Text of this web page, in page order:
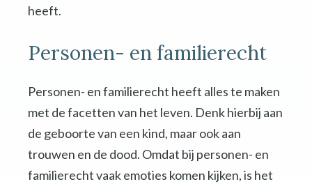
heeft.
Personen- en familierecht
Personen- en familierecht heeft alles te maken
met de facetten van het leven. Denk hierbij aan
de geboorte van een kind, maar ook aan
trouwen en de dood. Omdat bij personen- en
familierecht vaak emoties komen kijken, is het